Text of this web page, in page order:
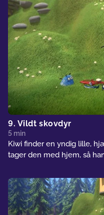
kæledyr og sætter det
de sammen at fodre det
9. Vildt skovdyr
5 min
Kiwi finder en yndig lille,
tager den med hjem, så
Kiwi vender ryggen til,
får skylden – lige indtil